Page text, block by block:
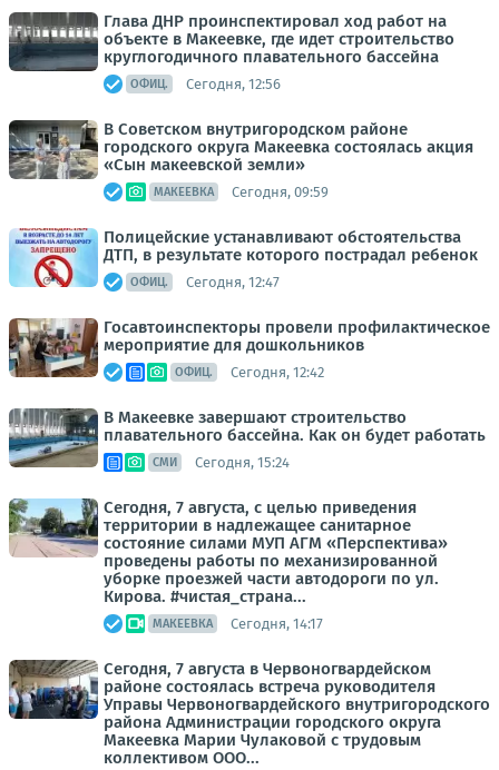
Глава ДНР проинспектировал ход работ на
объекте в Макеевке, где идет строительство
круглогодичного плавательного бассейна
ОФИЦ. Сегодня, 12:56
В Советском внутригородском районе
городского округа Макеевка состоялась акция
«Сын макеевской земли»
МАКЕЕВКА Сегодня, 09:59
Полицейские устанавливают обстоятельства
ДТП, в результате которого пострадал ребенок
ОФИЦ. Сегодня, 12:47
Госавтоинспекторы провели профилактическое
мероприятие для дошкольников
ОФИЦ. Сегодня, 12:42
В Макеевке завершают строительство
плавательного бассейна. Как он будет работать
СМИ Сегодня, 15:24
Сегодня, 7 августа, с целью приведения
территории в надлежащее санитарное
состояние силами МУП АГМ «Перспектива»
проведены работы по механизированной
уборке проезжей части автодороги по ул.
Кирова. #чистая_страна...
МАКЕЕВКА Сегодня, 14:17
Сегодня, 7 августа в Червоногвардейском
районе состоялась встреча руководителя
Управы Червоногвардейского внутригородского
района Администрации городского округа
Макеевка Марии Чулаковой с трудовым
коллективом ООО...